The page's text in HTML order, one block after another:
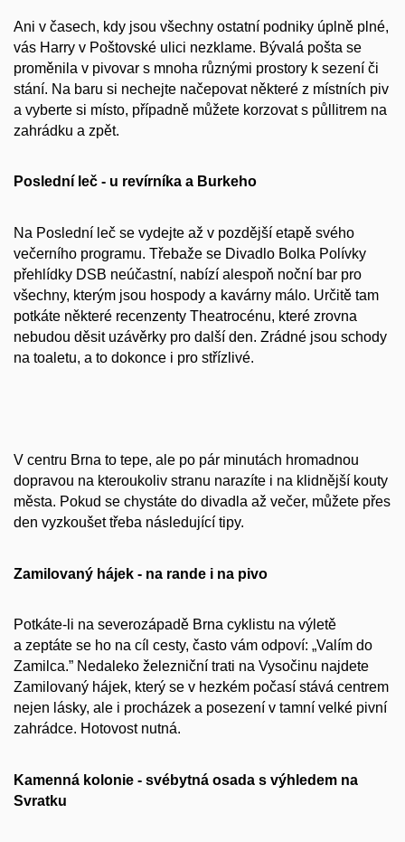
Ani v časech, kdy jsou všechny ostatní podniky úplně plné,
vás Harry v Poštovské ulici nezklame. Bývalá pošta se
proměnila v pivovar s mnoha různými prostory k sezení či
stání. Na baru si nechejte načepovat některé z místních piv
a vyberte si místo, případně můžete korzovat s půllitrem na
zahrádku a zpět.
Poslední leč - u revírníka a Burkeho
Na Poslední leč se vydejte až v pozdější etapě svého
večerního programu. Třebaže se Divadlo Bolka Polívky
přehlídky DSB neúčastní, nabízí alespoň noční bar pro
všechny, kterým jsou hospody a kavárny málo. Určitě tam
potkáte některé recenzenty Theatrocénu, které zrovna
nebudou děsit uzávěrky pro další den. Zrádné jsou schody
na toaletu, a to dokonce i pro střízlivé.
V centru Brna to tepe, ale po pár minutách hromadnou
dopravou na kteroukoliv stranu narazíte i na klidnější kouty
města. Pokud se chystáte do divadla až večer, můžete přes
den vyzkoušet třeba následující tipy.
Zamilovaný hájek - na rande i na pivo
Potkáte-li na severozápadě Brna cyklistu na výletě
a zeptáte se ho na cíl cesty, často vám odpoví: „Valím do
Zamilca.” Nedaleko železniční trati na Vysočinu najdete
Zamilovaný hájek, který se v hezkém počasí stává centrem
nejen lásky, ale i procházek a posezení v tamní velké pivní
zahrádce. Hotovost nutná.
Kamenná kolonie - svébytná osada s výhledem na
Svratku